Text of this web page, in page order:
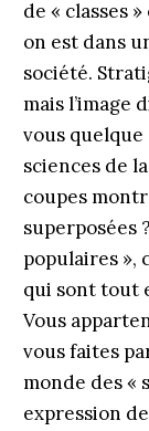
de « classes
on est dans
société.
mais l’image
vous
sciences de
coupes
superposées
populaires »,
qui sont tout
Vous
vous faites
monde des «
expression